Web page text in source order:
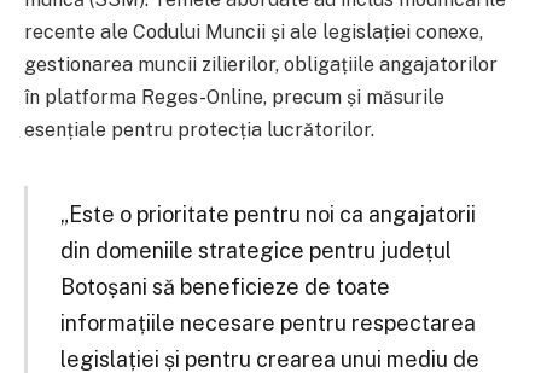
recente ale Codului Muncii și ale legislației conexe,
gestionarea muncii zilierilor, obligațiile angajatorilor
în platforma Reges-Online, precum și măsurile
esențiale pentru protecția lucrătorilor.
„Este o prioritate pentru noi ca angajatorii
din domeniile strategice pentru județul
Botoșani să beneficieze de toate
informațiile necesare pentru respectarea
legislației și pentru crearea unui mediu de